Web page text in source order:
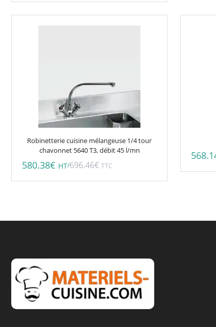
Robinetterie cuisine mélangeuse 1/4 tour
chavonnet 5640 T3, débit 45 l/mn
580.38€ HT/696.46€ TTC